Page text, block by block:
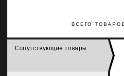
ВСЕГО
Сопутствующие товары